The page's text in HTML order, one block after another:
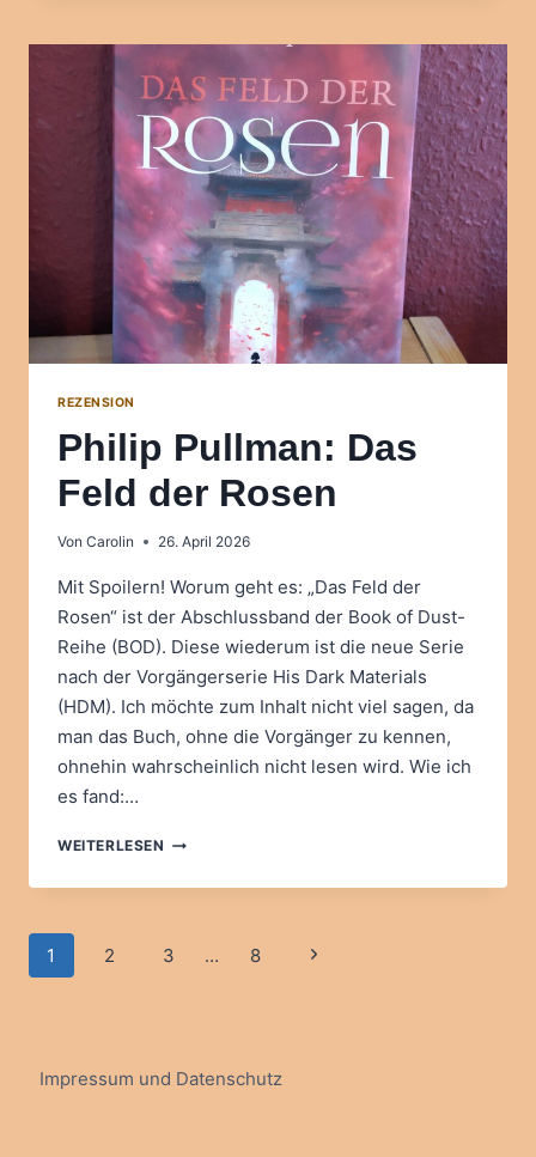
SAMMLER
GLÜCKLICHER
TAGE
–
MAGISCHER
REALISMUS
REZENSION
Philip Pullman: Das
Feld der Rosen
Von Carolin 26. April 2026
Mit Spoilern! Worum geht es: „Das Feld der
Rosen“ ist der Abschlussband der Book of Dust-
Reihe (BOD). Diese wiederum ist die neue Serie
nach der Vorgängerserie His Dark Materials
(HDM). Ich möchte zum Inhalt nicht viel sagen, da
man das Buch, ohne die Vorgänger zu kennen,
ohnehin wahrscheinlich nicht lesen wird. Wie ich
es fand:…
WEITERLESEN PHILIP
DAS
ROSEN
Seitennavigation
1 2 3 … 8
Nächste
Impressum und Datenschutz